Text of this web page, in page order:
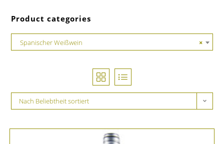
Product categories
×
Spanischer Weißwein
Nach Beliebtheit sortiert